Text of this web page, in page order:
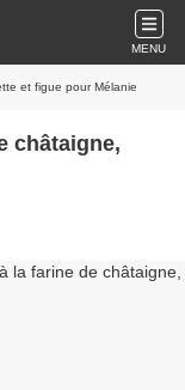
MENU
et figue pour Mélanie
châtaigne,